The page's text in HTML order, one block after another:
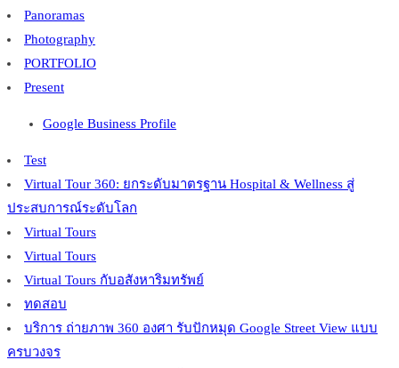
Panoramas
Photography
PORTFOLIO
Present
Google Business Profile
Test
Virtual Tour 360: ยกระดับมาตรฐาน Hospital & Wellness สู่
ประสบการณ์ระดับโลก
Virtual Tours
Virtual Tours
Virtual Tours กับอสังหาริมทรัพย์
ทดสอบ
บริการ ถ่ายภาพ 360 องศา รับปักหมุด Google Street View แบบ
ครบวงจร